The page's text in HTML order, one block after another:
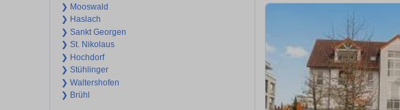
❯ Mooswald
❯ Haslach
❯ Sankt Georgen
❯ St. Nikolaus
❯ Hochdorf
❯ Stühlinger
❯ Waltershofen
❯ Brühl